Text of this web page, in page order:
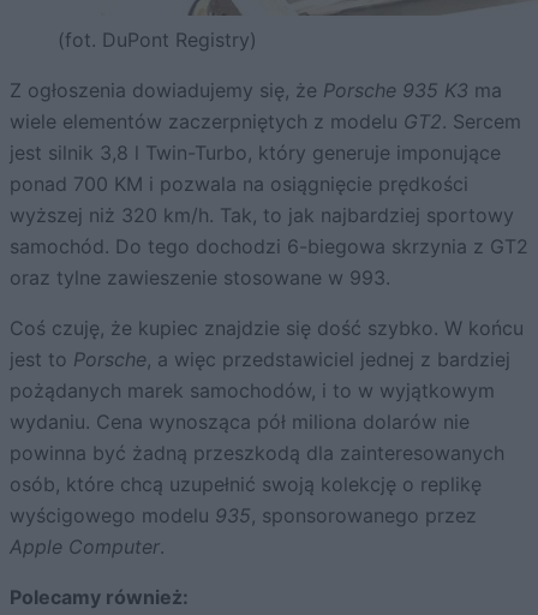
(fot. DuPont Registry)
Z ogłoszenia dowiadujemy się, że Porsche 935 K3 ma
wiele elementów zaczerpniętych z modelu GT2. Sercem
jest silnik 3,8 l Twin-Turbo, który generuje imponujące
ponad 700 KM i pozwala na osiągnięcie prędkości
wyższej niż 320 km/h. Tak, to jak najbardziej sportowy
samochód. Do tego dochodzi 6-biegowa skrzynia z GT2
oraz tylne zawieszenie stosowane w 993.
Coś czuję, że kupiec znajdzie się dość szybko. W końcu
jest to Porsche, a więc przedstawiciel jednej z bardziej
pożądanych marek samochodów, i to w wyjątkowym
wydaniu. Cena wynosząca pół miliona dolarów nie
powinna być żadną przeszkodą dla zainteresowanych
osób, które chcą uzupełnić swoją kolekcję o replikę
wyścigowego modelu 935, sponsorowanego przez
Apple Computer.
Polecamy również: